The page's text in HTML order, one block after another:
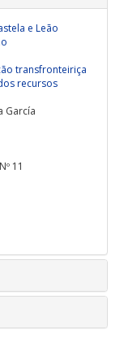
e Leão
transfronteiriça
recursos
García
11